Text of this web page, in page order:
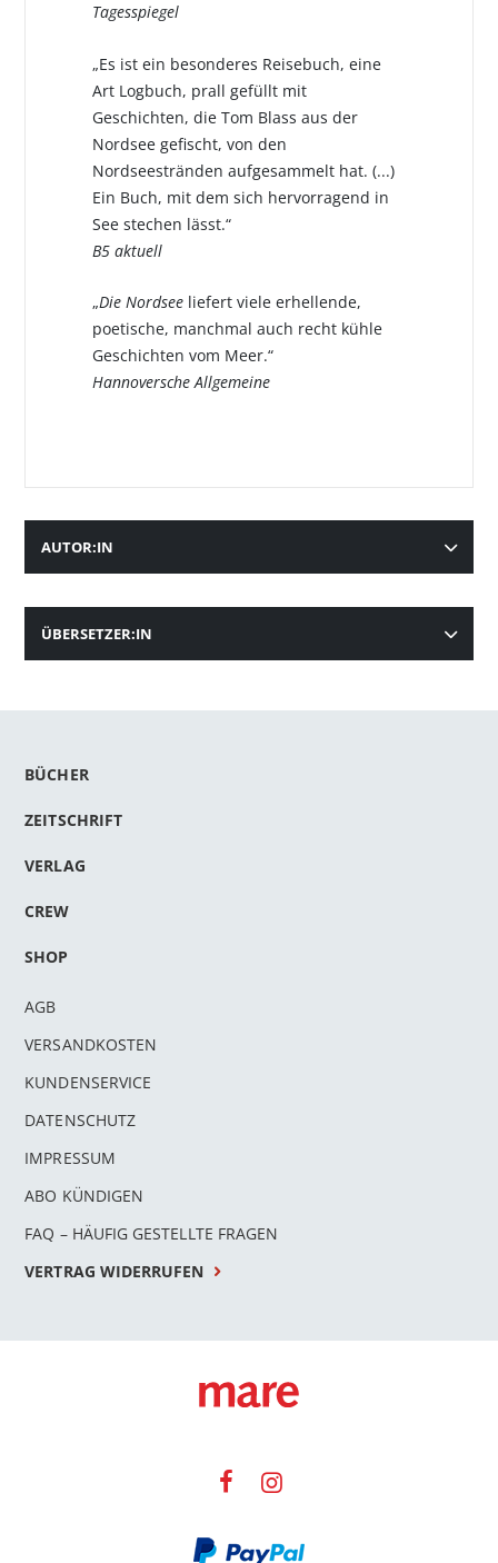
Tagesspiegel
„Es ist ein besonderes Reisebuch, eine
Art Logbuch, prall gefüllt mit
Geschichten, die Tom Blass aus der
Nordsee gefischt, von den
Nordseestränden aufgesammelt hat. (...)
Ein Buch, mit dem sich hervorragend in
See stechen lässt.“
B5 aktuell
„Die Nordseeliefert viele erhellende,
poetische, manchmal auch recht kühle
Geschichten vom Meer.“
Hannoversche Allgemeine
AUTOR:IN
ÜBERSETZER:IN
BÜCHER
ZEITSCHRIFT
VERLAG
CREW
SHOP
AGB
VERSANDKOSTEN
KUNDENSERVICE
DATENSCHUTZ
IMPRESSUM
ABO KÜNDIGEN
FAQ – HÄUFIG GESTELLTE FRAGEN
VERTRAG WIDERRUFEN